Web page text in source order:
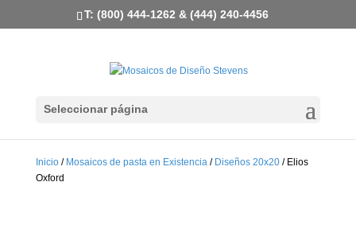
T: (800) 444-1262 & (444) 240-4456
Seleccionar página
Inicio/ Mosaicos de pasta en Existencia/ Diseños 20x20/ Elios
Oxford